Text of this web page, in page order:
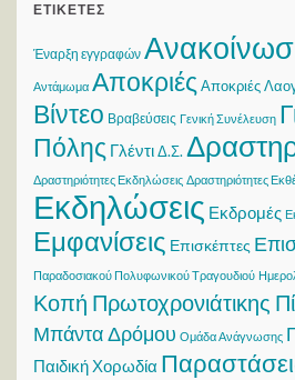
ΕΤΙΚΈΤΕΣ
Έναρξη εγγραφών
Αντάμωμα Αποκριές Αποκριές
Βίντεο Βραβεύσεις Γενική Συνέλευση
Πόλης ΓλέντιΔ.Σ.
Δραστηριότητες Εκδηλώσεις Δραστηριότητες
Εκδηλώσεις Εκδρομές
Εμφανίσεις Επισκέπτες
Παραδοσιακού Πολυφωνικού Τραγουδιού
Κοπή Πρωτοχρονιάτικης
Μπάντα Δρόμου Ομάδα Ανάγνωσης
Παιδική Χορωδία